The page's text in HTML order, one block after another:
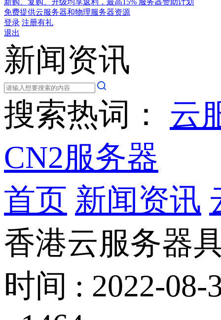
新购、复购、升级均享返利，最高15% 服务器赞助计划
免费提供云服务器和物理服务器资源
登录 注册有礼
退出
新闻资讯
搜索热词： 云
CN2服务器
首页 新闻资讯
香港云服务器
时间 : 2022-08-